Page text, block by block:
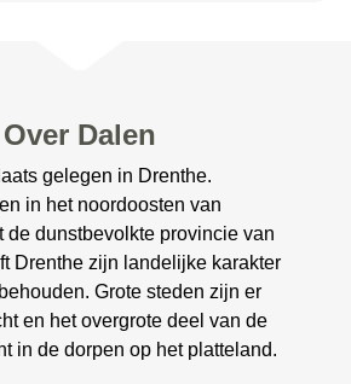
Over Dalen
gelegen in Drenthe.
in het noordoosten van
de dunstbevolkte provincie van
Drenthe zijn landelijke karakter
Grote steden zijn er
en het overgrote deel van de
in de dorpen op het platteland.